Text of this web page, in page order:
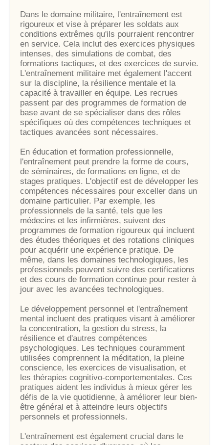
Dans le domaine militaire, l'entraînement est
rigoureux et vise à préparer les soldats aux
conditions extrêmes qu'ils pourraient rencontrer
en service. Cela inclut des exercices physiques
intenses, des simulations de combat, des
formations tactiques, et des exercices de survie.
L'entraînement militaire met également l'accent
sur la discipline, la résilience mentale et la
capacité à travailler en équipe. Les recrues
passent par des programmes de formation de
base avant de se spécialiser dans des rôles
spécifiques où des compétences techniques et
tactiques avancées sont nécessaires.
En éducation et formation professionnelle,
l'entraînement peut prendre la forme de cours,
de séminaires, de formations en ligne, et de
stages pratiques. L'objectif est de développer les
compétences nécessaires pour exceller dans un
domaine particulier. Par exemple, les
professionnels de la santé, tels que les
médecins et les infirmières, suivent des
programmes de formation rigoureux qui incluent
des études théoriques et des rotations cliniques
pour acquérir une expérience pratique. De
même, dans les domaines technologiques, les
professionnels peuvent suivre des certifications
et des cours de formation continue pour rester à
jour avec les avancées technologiques.
Le développement personnel et l'entraînement
mental incluent des pratiques visant à améliorer
la concentration, la gestion du stress, la
résilience et d'autres compétences
psychologiques. Les techniques couramment
utilisées comprennent la méditation, la pleine
conscience, les exercices de visualisation, et
les thérapies cognitivo-comportementales. Ces
pratiques aident les individus à mieux gérer les
défis de la vie quotidienne, à améliorer leur bien-
être général et à atteindre leurs objectifs
personnels et professionnels.
L'entraînement est également crucial dans le